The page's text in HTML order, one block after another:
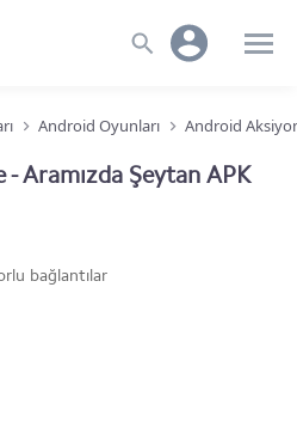
Android Oyunları Android
- Aramızda Şeytan APK
bağlantılar